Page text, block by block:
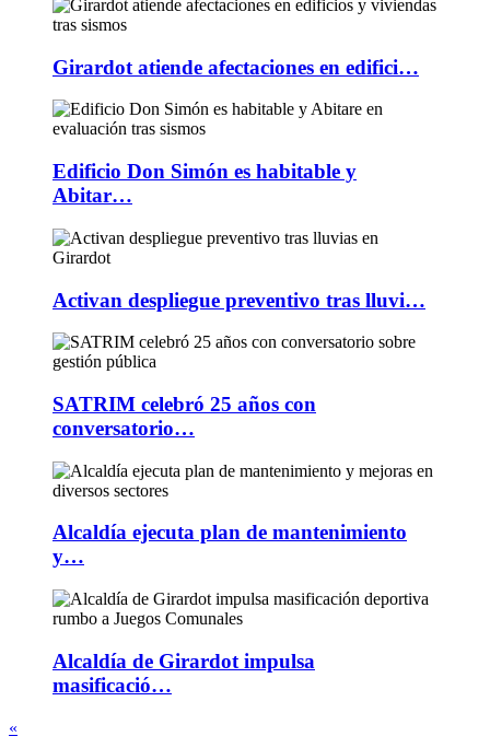
Girardot atiende afectaciones en edifici…
Edificio Don Simón es habitable y
Abitar…
Activan despliegue preventivo tras lluvi…
SATRIM celebró 25 años con
conversatorio…
Alcaldía ejecuta plan de mantenimiento
y…
Alcaldía de Girardot impulsa
masificació…
«